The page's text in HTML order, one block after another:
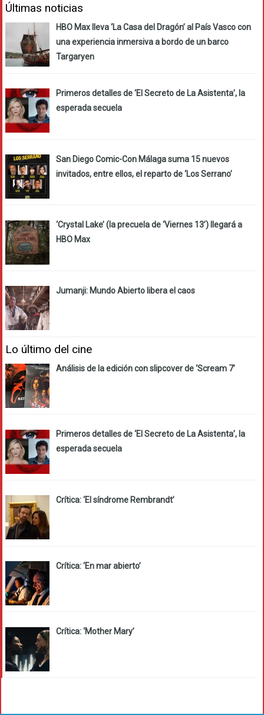
Últimas noticias
HBO Max lleva ‘La Casa del Dragón’ al País Vasco con
una experiencia inmersiva a bordo de un barco
Targaryen
Primeros detalles de ‘El Secreto de La Asistenta’, la
esperada secuela
San Diego Comic-Con Málaga suma 15 nuevos
invitados, entre ellos, el reparto de ‘Los Serrano’
‘Crystal Lake’ (la precuela de ‘Viernes 13’) llegará a
HBO Max
Jumanji: Mundo Abierto libera el caos
Lo último del cine
Análisis de la edición con slipcover de ‘Scream 7’
Primeros detalles de ‘El Secreto de La Asistenta’, la
esperada secuela
Crítica: ‘El síndrome Rembrandt’
Crítica: ‘En mar abierto’
Crítica: ‘Mother Mary’